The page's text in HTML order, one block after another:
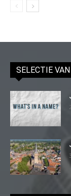
SELECTIE